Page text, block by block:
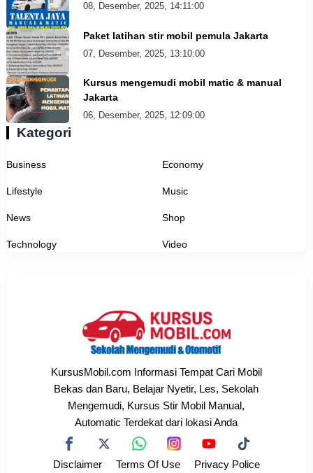
08, Desember, 2025, 14:11:00
Paket latihan stir mobil pemula Jakarta
07, Desember, 2025, 13:10:00
Kursus mengemudi mobil matic & manual
Jakarta
06, Desember, 2025, 12:09:00
Kategori
Business Economy
Lifestyle Music
News Shop
Technology Video
KursusMobil.com Informasi Tempat Cari Mobil
Bekas dan Baru, Belajar Nyetir, Les, Sekolah
Mengemudi, Kursus Stir Mobil Manual,
Automatic Terdekat dari lokasi Anda
Disclaimer Terms Of Use Privacy Police